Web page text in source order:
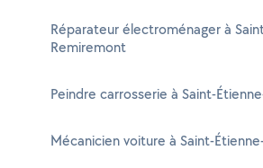
Réparateur électroménager à
Remiremont
Peindre carrosserie à Saint-
Mécanicien voiture à Saint-